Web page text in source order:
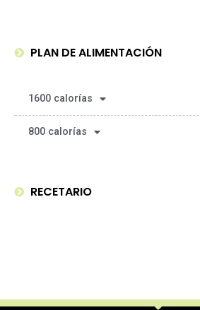
PLAN DE ALIMENTACIÓN
1600 calorías
800 calorías
RECETARIO